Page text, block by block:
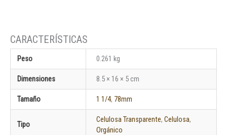
Peso 0.261 kg
Dimensiones 8.5 × 16 × 5 cm
Tamaño 1 1/4, 78mm
Tipo
Celulosa Transparente, Celulosa,
Orgánico